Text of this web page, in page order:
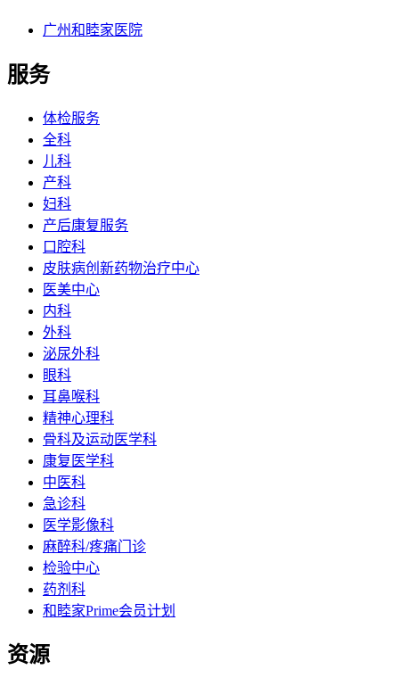
广州和睦家医院
服务
体检服务
全科
儿科
产科
妇科
产后康复服务
口腔科
皮肤病创新药物治疗中心
医美中心
内科
外科
泌尿外科
眼科
耳鼻喉科
精神心理科
骨科及运动医学科
康复医学科
中医科
急诊科
医学影像科
麻醉科/疼痛门诊
检验中心
药剂科
和睦家Prime会员计划
资源